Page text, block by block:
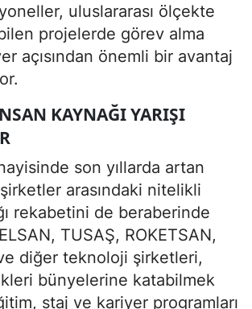
uluslararası ölçekte
projelerde görev alma
açısından önemli bir avantaj
KAYNAĞI YARIŞI
son yıllarda artan
şirketler arasındaki nitelikli
rekabetini de beraberinde
TUSAŞ, ROKETSAN,
diğer teknoloji şirketleri,
bünyelerine katabilmek
staj ve kariyer programları